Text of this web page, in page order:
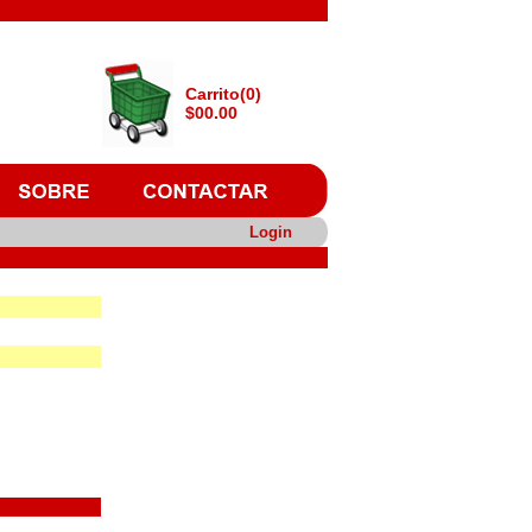
Carrito(0)
$00.00
Login